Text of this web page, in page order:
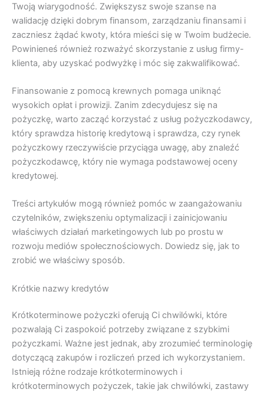
Twoją wiarygodność. Zwiększysz swoje szanse na
walidację dzięki dobrym finansom, zarządzaniu finansami i
zaczniesz żądać kwoty, która mieści się w Twoim budżecie.
Powinieneś również rozważyć skorzystanie z usług firmy-
klienta, aby uzyskać podwyżkę i móc się zakwalifikować.
Finansowanie z pomocą krewnych pomaga uniknąć
wysokich opłat i prowizji. Zanim zdecydujesz się na
pożyczkę, warto zacząć korzystać z usług pożyczkodawcy,
który sprawdza historię kredytową i sprawdza, czy rynek
pożyczkowy rzeczywiście przyciąga uwagę, aby znaleźć
pożyczkodawcę, który nie wymaga podstawowej oceny
kredytowej.
Treści artykułów mogą również pomóc w zaangażowaniu
czytelników, zwiększeniu optymalizacji i zainicjowaniu
właściwych działań marketingowych lub po prostu w
rozwoju mediów społecznościowych. Dowiedz się, jak to
zrobić we właściwy sposób.
Krótkie nazwy kredytów
Krótkoterminowe pożyczki oferują Ci chwilówki, które
pozwalają Ci zaspokoić potrzeby związane z szybkimi
pożyczkami. Ważne jest jednak, aby zrozumieć terminologię
dotyczącą zakupów i rozliczeń przed ich wykorzystaniem.
Istnieją różne rodzaje krótkoterminowych i
krótkoterminowych pożyczek, takie jak chwilówki, zastawy